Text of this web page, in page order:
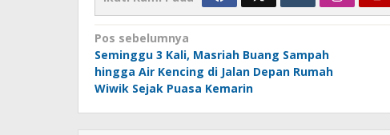
Navigasi
pos
Pos sebelumnya
Seminggu 3 Kali, Masriah Buang Sampah
hingga Air Kencing di Jalan Depan Rumah
Wiwik Sejak Puasa Kemarin